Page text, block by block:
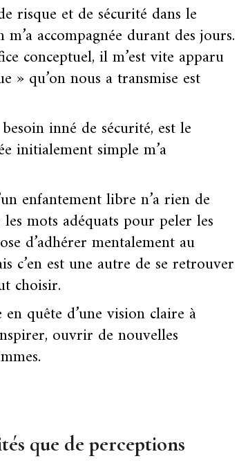
risque et de sécurité dans le
accompagnée durant des jours.
conceptuel, il m’est vite apparu
» qu’on nous a transmise est
inné de sécurité, est le
initialement simple m’a
enfantement libre n’a rien de
mots adéquats pour peler les
d’adhérer mentalement au
c’en est une autre de se retrouver
choisir.
quête d’une vision claire à
ouvrir de nouvelles
que de perceptions